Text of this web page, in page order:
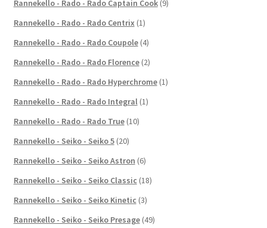
Rannekello - Rado - Rado Captain Cook (9)
Rannekello - Rado - Rado Centrix (1)
Rannekello - Rado - Rado Coupole (4)
Rannekello - Rado - Rado Florence (2)
Rannekello - Rado - Rado Hyperchrome (1)
Rannekello - Rado - Rado Integral (1)
Rannekello - Rado - Rado True (10)
Rannekello - Seiko - Seiko 5 (20)
Rannekello - Seiko - Seiko Astron (6)
Rannekello - Seiko - Seiko Classic (18)
Rannekello - Seiko - Seiko Kinetic (3)
Rannekello - Seiko - Seiko Presage (49)